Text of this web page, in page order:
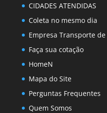
CIDADES ATENDIDAS
Coleta no mesmo dia
Empresa Transporte
Faça sua cotação
HomeN
Mapa do Site
Perguntas Frequentes
Quem Somos